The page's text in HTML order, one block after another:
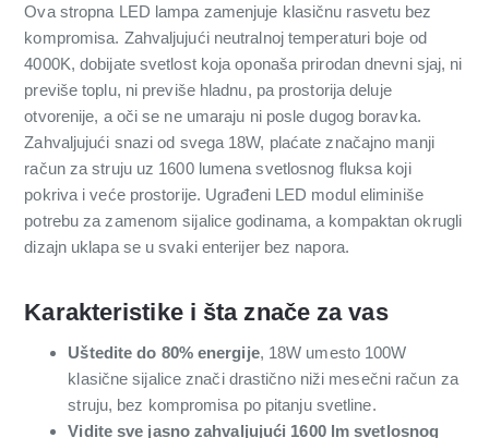
Ova stropna LED lampa zamenjuje klasičnu rasvetu bez
kompromisa. Zahvaljujući neutralnoj temperaturi boje od
4000K, dobijate svetlost koja oponaša prirodan dnevni sjaj, ni
previše toplu, ni previše hladnu, pa prostorija deluje
otvorenije, a oči se ne umaraju ni posle dugog boravka.
Zahvaljujući snazi od svega 18W, plaćate značajno manji
račun za struju uz 1600 lumena svetlosnog fluksa koji
pokriva i veće prostorije. Ugrađeni LED modul eliminiše
potrebu za zamenom sijalice godinama, a kompaktan okrugli
dizajn uklapa se u svaki enterijer bez napora.
Karakteristike i šta znače za vas
Uštedite do 80% energije, 18W umesto 100W
klasične sijalice znači drastično niži mesečni račun za
struju, bez kompromisa po pitanju svetline.
Vidite sve jasno zahvaljujući 1600 lm svetlosnog